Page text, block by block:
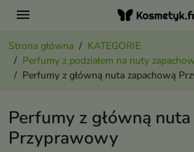
menu
Strona główna
KATEGORIE
Perfumy z podziałem na nuty
Perfumy z główną nuta zapachową
Perfumy z główną
Przyprawowy